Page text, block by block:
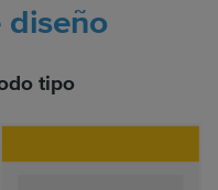
diseño
tipo